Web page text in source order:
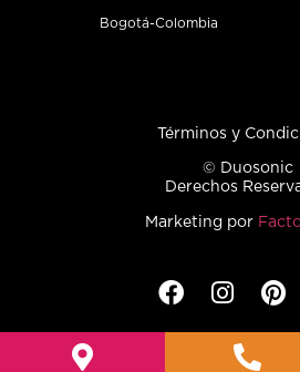
Bogotá-Colombia
Términos y
© Duosonic
Derechos
Marketing por